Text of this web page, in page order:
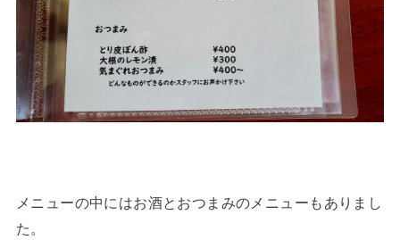
メニューの中にはお酒とおつまみのメニューもありまし
た。